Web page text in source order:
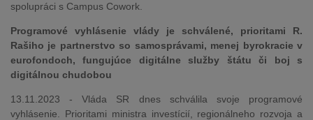
spolupráci s Campus Cowork.
Programové vyhlásenie vlády je schválené, prioritami R.
Rašiho je partnerstvo so samosprávami, menej byrokracie v
eurofondoch, fungujúce digitálne služby štátu či boj s
digitálnou chudobou
13.11.2023 - Vláda SR dnes schválila svoje programové
vyhlásenie. Prioritami ministra investícií, regionálneho rozvoja a